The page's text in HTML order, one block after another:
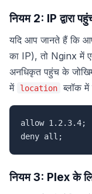
नियम 2: IP द्वारा
यदि आप जानते हैं कि
का IP), तो Nginx में
अनधिकृत पहुंच के
में
location ब्लॉक में
allow 1.2.3.4;
deny all;
नियम 3: Plex के